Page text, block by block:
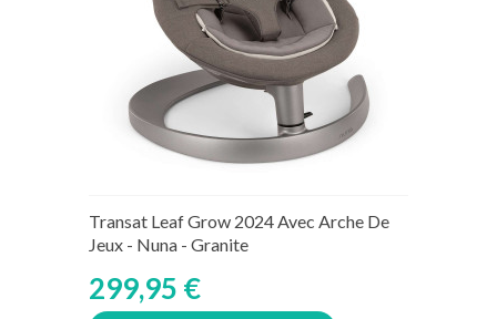
Transat Leaf Grow 2024 Avec Arche De
Jeux - Nuna - Granite
299,95 €